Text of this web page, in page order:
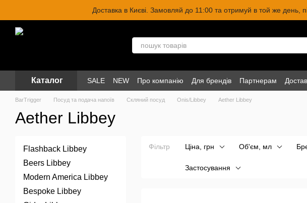
Перейти до основного контентуДоставка в Києві. Замовляй до 11:00 та отримуй в той же день,
Каталог SALE NEW Про компанію Для брендів Партнерам
BarTrigger Посуд та подача напоїв Скляний посуд Onis/Libbey Aether Libbey
Aether Libbey
Фільтр Ціна, грн Об'єм, мл
Застосування
Flashback Libbey
Beers Libbey
Modern America Libbey
Bespoke Libbey